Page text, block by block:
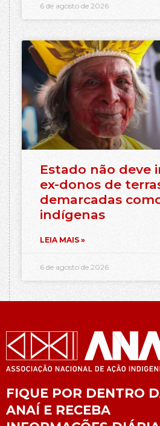
6 de agosto de 2026
Estado não deve
ex-donos de
demarcadas
indígenas
LEIA MAIS »
6 de agosto de 2026
FIQUE POR DENTRO
ANAÍ E RECEBA